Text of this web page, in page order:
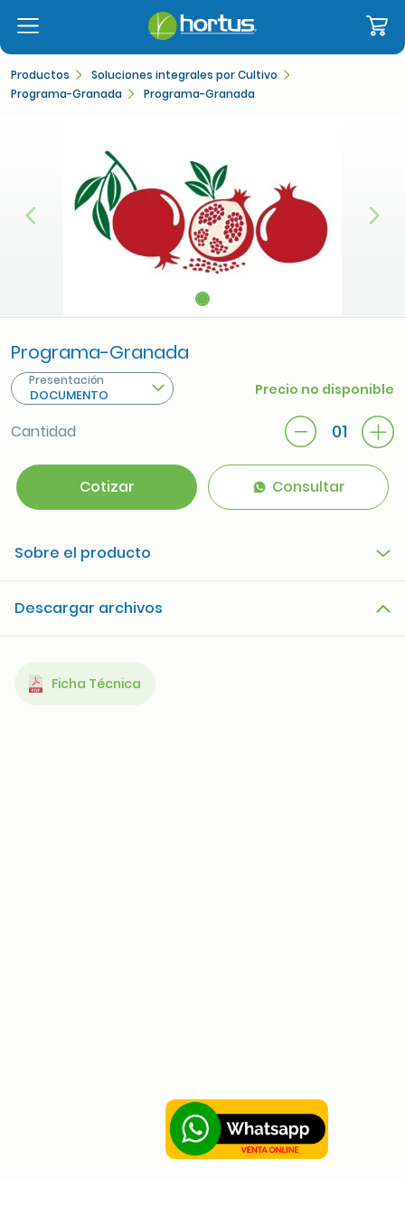
Productos
Soluciones integrales por Cultivo
Programa-Granada
Programa-Granada
Anterior
Programa-Granada
DOCUMENTO
Presentación
Precio no disponible
Cantidad 01
Cotizar Consultar
Sobre el producto
Ficha Técnica
Descargar archivos